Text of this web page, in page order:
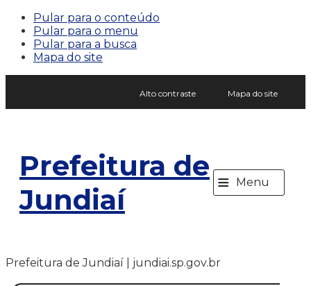
Pular para o conteúdo
Pular para o menu
Pular para a busca
Mapa do site
Alto contraste Mapa do site
Prefeitura de
Jundiaí
≡ Menu
Prefeitura de Jundiaí | jundiai.sp.gov.br